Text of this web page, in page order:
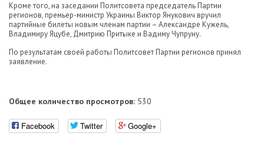
Кроме того, на заседании Политсовета председатель Партии
регионов, премьер-министр Украины Виктор Янукович вручил
партийные билеты новым членам партии – Александре Кужель,
Владимиру Яцубе, Дмитрию Притыке и Вадиму Чупруну.
По результатам своей работы Политсовет Партии регионов принял
заявление.
Общее количество просмотров: 530
Facebook Twitter Google+